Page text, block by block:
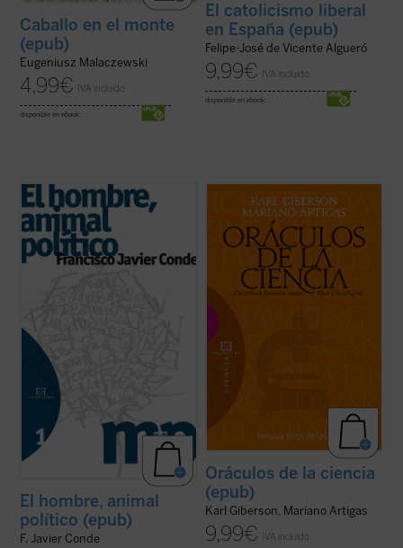
Caballo en el monte
(epub)
Eugeniusz Malaczewski
4,99€ IVA incluido
disponible en ebook:
El catolicismo liberal
en España (epub)
Felipe-José de Vicente Algueró
9,99€ IVA incluido
disponible en ebook:
El proceso reduccionista al que se ha visto
sometida la política, convertida en una pura
relación de poder, se ha solapado
paradójicamente con una Sociedad
despolitizaday un Estado desapoderado
También con la perversa ...(ver ficha)
El hombre, animal
político (epub)
F. Javier Conde
La ciencia forma parte de nuestra
compresión contemporánea del mundo y
de nuestra esperanza en el futuro. Para
algunos ha desplazado a la religión, y los
creyentes deben afrontar los desafíos
planteados por la ciencia. Sin embargo,
pocos tienen ...(ver ficha)
Oráculos de la ciencia
(epub)
Karl Giberson, Mariano Artigas
9,99€ IVA incluido